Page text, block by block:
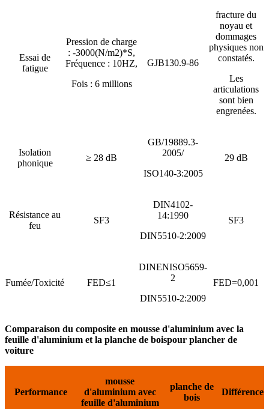
Essai de
fatigue
Pression de charge
: -3000(N/m2)*S,
Fréquence : 10HZ,
Fois : 6 millions
GJB130.9-86
fracture du
noyau et
dommages
physiques non
constatés.
Les
articulations
sont bien
engrenées.
Isolation
phonique
≥ 28 dB
GB/19889.3-
2005/
ISO140-3:2005
29 dB
Résistance au
feu
SF3
DIN4102-
14:1990
DIN5510-2:2009
SF3
Fumée/Toxicité FED≤1
DINENISO5659-
2
DIN5510-2:2009
FED=0,001
Comparaison du composite en mousse d'aluminium avec la
feuille d'aluminium et la planche de boispour plancher de
voiture
Performance
mousse
d'aluminium avec
feuille d'aluminium
planche de
bois
Différence